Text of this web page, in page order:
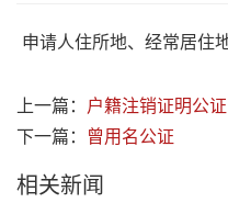
申请人住所地、经常居住地
上一篇： 户籍注销证明公证
下一篇： 曾用名公证
相关新闻